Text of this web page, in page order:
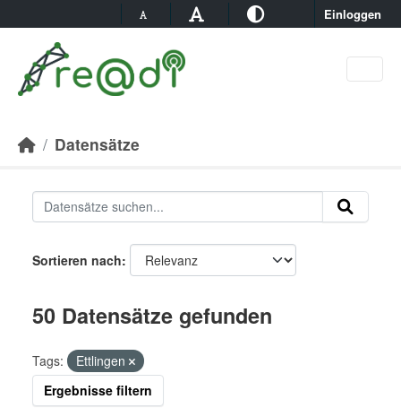
Einloggen
Datensätze
Sortieren nach
50 Datensätze gefunden
Tags:
Ettlingen
Ergebnisse filtern